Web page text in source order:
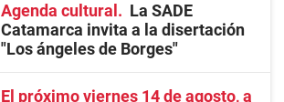
Agenda cultural
La SADE
Catamarca invita a la disertación
"Los ángeles de Borges"
El próximo viernes 14 de agosto, a